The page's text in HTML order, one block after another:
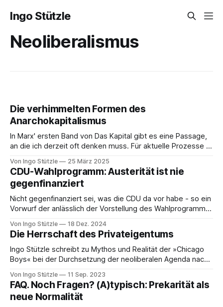
Ingo Stützle
Neoliberalismus
Die verhimmelten Formen des
Anarchokapitalismus
In Marx' ersten Band von Das Kapital gibt es eine Passage,
an die ich derzeit oft denken muss. Für aktuelle Prozesse -
ideologischen Stichwortgeber benannt und als Kern des
politischen Übels identifiziert. Aber, zunächst das Marx-
Zitat: »Es ist in der Tat
Von Ingo Stützle 25 März 2025
CDU-Wahlprogramm: Austerität ist nie
gegenfinanziert
Nicht gegenfinanziert sei, was die CDU da vor habe - so ein
Vorwurf der anlässlich der Vorstellung des Wahlprogramms
auch von Ökonomïnnen. Das stimmt zwar, ist aber nur die
halbe Wahrheit, denn: um was geht es der CDU? Einerseits
um eine Umverteilung
Von Ingo Stützle 18 Dez. 2024
Die Herrschaft des Privateigentums
Ingo Stützle schreibt zu Mythos und Realität der »Chicago
Boys« bei der Durchsetzung der neoliberalen Agenda nach
sich kritisch mit der Geschichte und der Durchsetzung des
Neoliberalismus beschäftigt, der nicht den Militärputsch in
Chile vor 50 Jahren und die
Von Ingo Stützle 11 Sep. 2023
FAQ. Noch Fragen? (A)typisch: Prekarität als
neue Normalität